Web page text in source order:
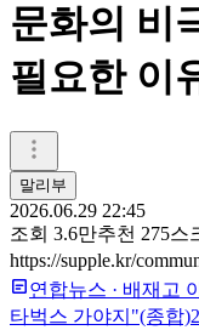
문화의 비
필요한 이
말리부
2026.06.29 22:45
조회 3.6만추천 275스
https://supple.kr/
연합뉴스 · 배재고
타벅스 가야지"(종합)